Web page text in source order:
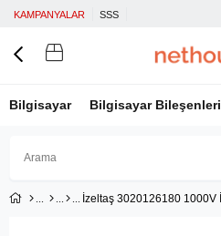
KAMPANYALAR SSS
Bilgisayar Bilgisayar Bileşenleri
Üye Girişi